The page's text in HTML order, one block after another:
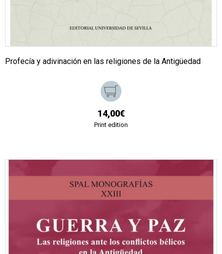
Profecía y adivinación en las religiones de la Antigüedad
14,00€
Print edition